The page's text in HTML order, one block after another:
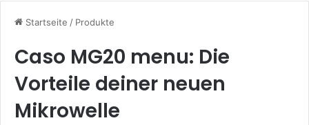
Startseite / Produkte
Caso MG20 menu: Die
Vorteile deiner neuen
Mikrowelle